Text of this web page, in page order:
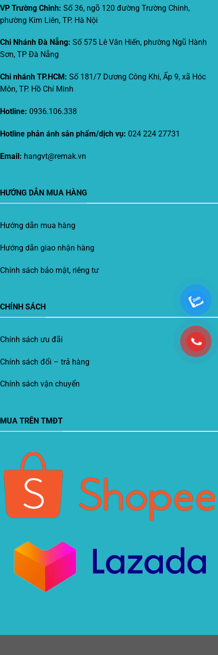
VP Trường Chinh: Số 36, ngõ 120 đường Trường Chinh,
phường Kim Liên, TP. Hà Nội
Chi Nhánh Đà Nẵng: Số 575 Lê Văn Hiến, phường Ngũ Hành
Sơn, TP Đà Nẵng
Chi nhánh TP.HCM: Số 181/7 Dương Công Khi, Ấp 9, xã Hóc
Môn, TP. Hồ Chí Minh
Hotline: 0936.106.338
Hotline phản ánh sản phẩm/dịch vụ: 024 224 27731
Email: hangvt@remak.vn
HƯỚNG DẪN MUA HÀNG
Hướng dẫn mua hàng
Hướng dẫn giao nhận hàng
Chính sách bảo mật, riêng tư
CHÍNH SÁCH
Chính sách ưu đãi
Chính sách đổi – trả hàng
Chính sách vận chuyển
MUA TRÊN TMĐT